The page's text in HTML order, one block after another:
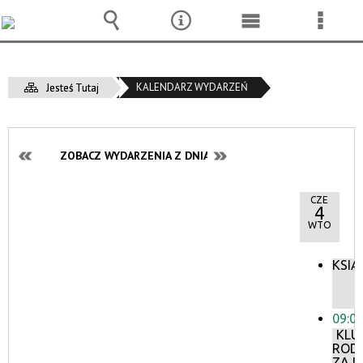
Jesteś Tutaj KALENDARZ WYDARZEŃ
ZOBACZ WYDARZENIA Z DNIA:
CZE
4
WTO
09:00
Wyszukiwarka
NarzędziaMenu
Menu